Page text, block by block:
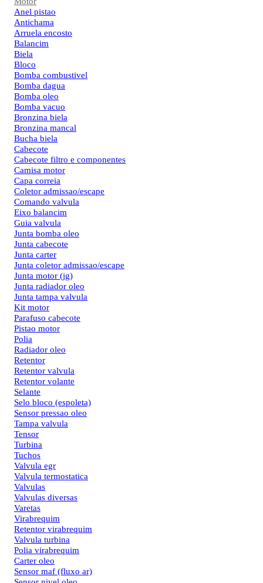
Anel pistao
Antichama
Arruela encosto
Balancim
Biela
Bloco
Bomba combustivel
Bomba dagua
Bomba oleo
Bomba vacuo
Bronzina biela
Bronzina mancal
Bucha biela
Cabecote
Cabecote filtro e componentes
Camisa motor
Capa correia
Coletor admissao/escape
Comando valvula
Eixo balancim
Guia valvula
Junta bomba oleo
Junta cabecote
Junta carter
Junta coletor admissao/escape
Junta motor (jg)
Junta radiador oleo
Junta tampa valvula
Kit motor
Parafuso cabecote
Pistao motor
Polia
Radiador oleo
Retentor
Retentor valvula
Retentor volante
Selante
Selo bloco (espoleta)
Sensor pressao oleo
Tampa valvula
Tensor
Turbina
Tuchos
Valvula egr
Valvula termostatica
Valvulas
Valvulas diversas
Varetas
Virabrequim
Retentor virabrequim
Valvula turbina
Polia virabrequim
Carter oleo
Sensor maf (fluxo ar)